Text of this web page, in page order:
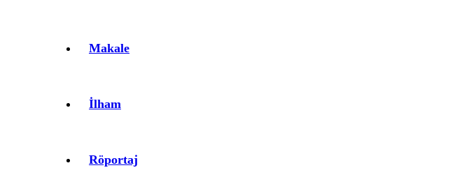
Makale
İlham
Röportaj